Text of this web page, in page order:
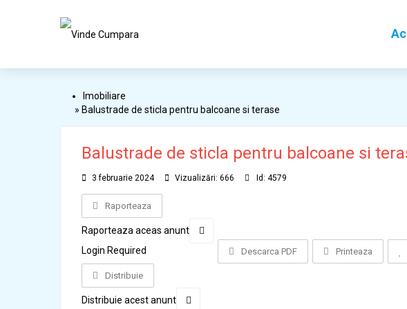
Imobiliare
» Balustrade de sticla pentru balcoane si terase
Balustrade de sticla pentru balcoane si
3 februarie 2024 Vizualizări: 666 Id: 4579
Raporteaza
Raporteaza aceas anunt
Login Required
Descarca PDF Printeaza
Distribuie
Distribuie acest anunt